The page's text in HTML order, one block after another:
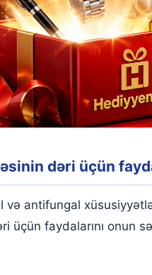
dəri üçün
və antifungal
üçün faydalarını onun